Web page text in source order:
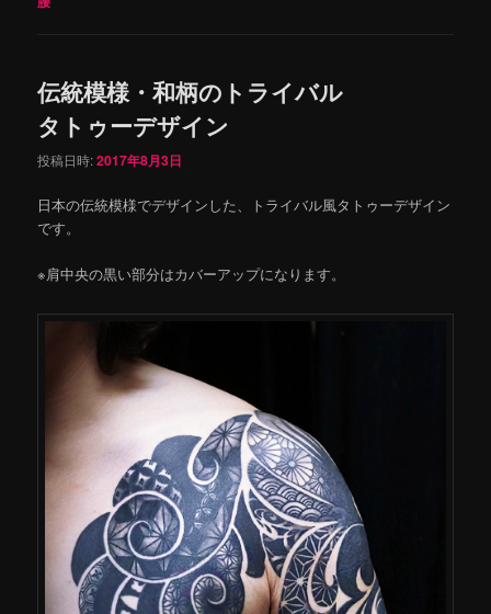
伝統模様・和柄のトライバル
タトゥーデザイン
投稿日時:2017年8月3日
日本の伝統模様でデザインした、トライバル風タトゥーデザイン
です。
※肩中央の黒い部分はカバーアップになります。